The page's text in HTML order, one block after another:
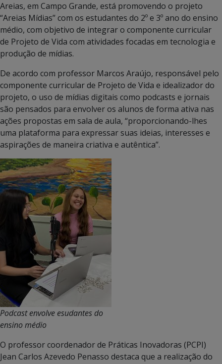
Areias, em Campo Grande, está promovendo o projeto
“Areias Mídias” com os estudantes do 2º e 3º ano do ensino
médio, com objetivo de integrar o componente curricular
de Projeto de Vida com atividades focadas em tecnologia e
produção de mídias.
De acordo com professor Marcos Araújo, responsável pelo
componente curricular de Projeto de Vida e idealizador do
projeto, o uso de mídias digitais como podcasts e jornais
são pensados para envolver os alunos de forma ativa nas
ações propostas em sala de aula, “proporcionando-lhes
uma plataforma para expressar suas ideias, interesses e
aspirações de maneira criativa e autêntica”.
Podcast envolve esudantes do
ensino médio
O professor coordenador de Práticas Inovadoras (PCPI)
Jean Carlos Azevedo Penasso destaca que a realização do